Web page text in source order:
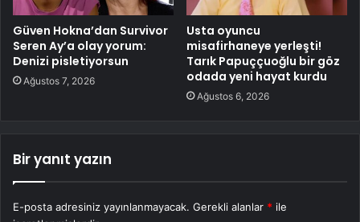
Güven Hokna’dan Survivor
Seren Ay’a olay yorum:
Denizi pisletiyorsun
Ağustos 7, 2026
Usta oyuncu
misafirhaneye yerleşti!
Tarık Papuççuoğlu bir göz
odada yeni hayat kurdu
Ağustos 6, 2026
Bir yanıt yazın
E-posta adresiniz yayınlanmayacak. Gerekli alanlar * ile